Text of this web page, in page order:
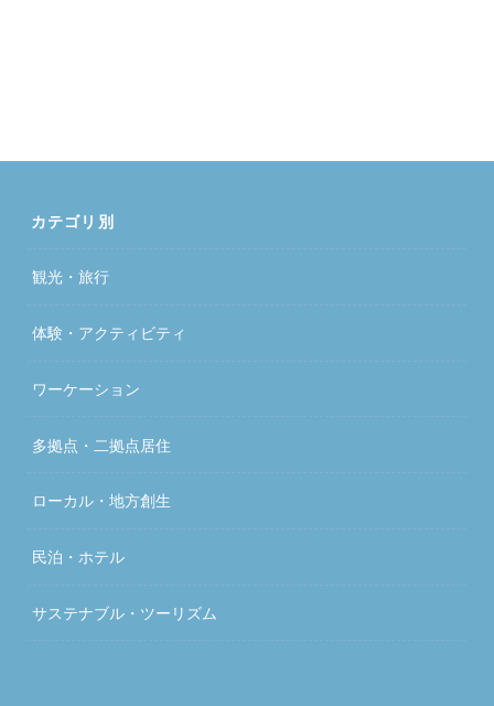
カテゴリ別
観光・旅行
体験・アクティビティ
ワーケーション
多拠点・二拠点居住
ローカル・地方創生
民泊・ホテル
サステナブル・ツーリズム